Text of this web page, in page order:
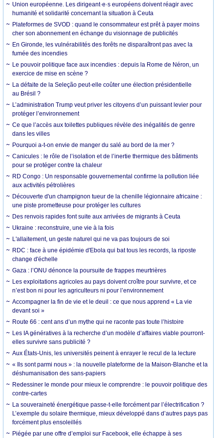
Union européenne. Les dirigeant·e·s européens doivent réagir avec
humanité et solidarité concernant la situation à Ceuta
Plateformes de SVOD : quand le consommateur est prêt à payer moins
cher son abonnement en échange du visionnage de publicités
En Gironde, les vulnérabilités des forêts ne disparaîtront pas avec la
fumée des incendies
Le pouvoir politique face aux incendies : depuis la Rome de Néron, un
exercice de mise en scène ?
La défaite de la Seleção peut-elle coûter une élection présidentielle
au Brésil ?
L’administration Trump veut priver les citoyens d’un puissant levier pour
protéger l’environnement
Ce que l’accès aux toilettes publiques révèle des inégalités de genre
dans les villes
Pourquoi a-t-on envie de manger du salé au bord de la mer ?
Canicules : le rôle de l’isolation et de l’inertie thermique des bâtiments
pour se protéger contre la chaleur
RD Congo : Un responsable gouvernemental confirme la pollution liée
aux activités pétrolières
Découverte d'un champignon tueur de la chenille légionnaire africaine :
une piste prometteuse pour protéger les cultures
Des renvois rapides font suite aux arrivées de migrants à Ceuta
Ukraine : reconstruire, une vie à la fois
L'allaitement, un geste naturel qui ne va pas toujours de soi
RDC : face à une épidémie d'Ebola qui bat tous les records, la riposte
change d'échelle
Gaza : l’ONU dénonce la poursuite de frappes meurtrières
Les exploitations agricoles au pays doivent croître pour survivre, et ce
n’est bon ni pour les agriculteurs ni pour l’environnement
Accompagner la fin de vie et le deuil : ce que nous apprend « La vie
devant soi »
Route 66 : cent ans d’un mythe qui ne raconte pas toute l’histoire
Les IA génératives à la recherche d’un modèle d’affaires viable pourront-
elles survivre sans publicité ?
Aux États-Unis, les universités peinent à enrayer le recul de la lecture
« Ils sont parmi nous » : la nouvelle plateforme de la Maison-Blanche et la
déshumanisation des sans-papiers
Redessiner le monde pour mieux le comprendre : le pouvoir politique des
contre-cartes
La souveraineté énergétique passe-t-elle forcément par l’électrification ?
L’exemple du solaire thermique, mieux développé dans d’autres pays pas
forcément plus ensoleillés
Piégée par une offre d’emploi sur Facebook, elle échappe à ses